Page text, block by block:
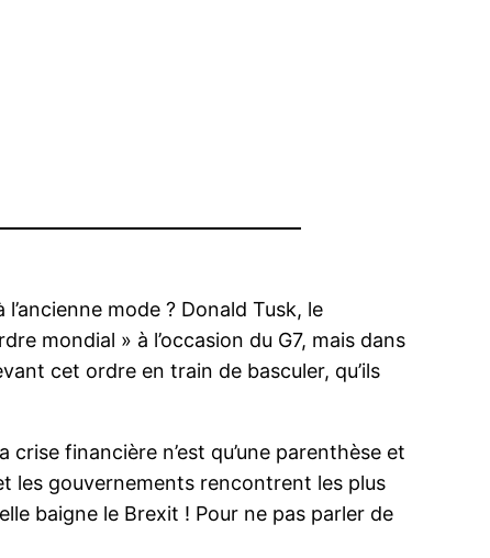
mode ? Donald Tusk, le
mondial » à l’occasion du G7, mais dans
cet ordre en train de basculer, qu’ils
financière n’est qu’une parenthèse et
les gouvernements rencontrent les plus
baigne le Brexit ! Pour ne pas parler de